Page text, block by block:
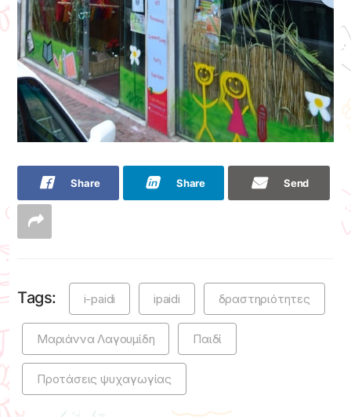
Share Share Send
Tags: i-paidi ipaidi δραστηριότητες
Μαριάννα Λαγουμίδη Παιδί
Προτάσεις ψυχαγωγίας